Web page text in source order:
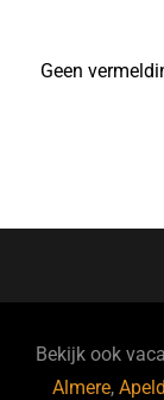
Geen
Bekijk ook
Almere,